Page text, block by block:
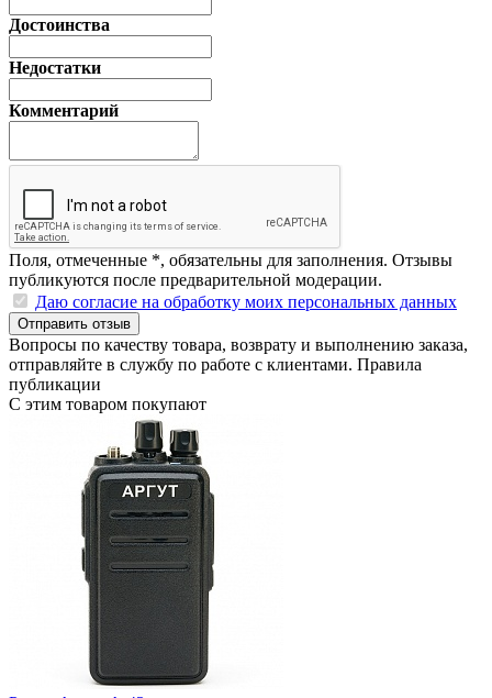
Достоинства
Недостатки
Комментарий
Поля, отмеченные *, обязательны для заполнения. Отзывы
публикуются после предварительной модерации.
Даю согласие на обработку моих персональных данных
Отправить отзыв
Вопросы по качеству товара, возврату и выполнению заказа,
отправляйте в службу по работе с клиентами. Правила
публикации
С этим товаром покупают